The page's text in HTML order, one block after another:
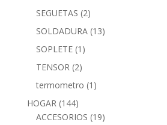
SEGUETAS (2)
SOLDADURA (13)
SOPLETE (1)
TENSOR (2)
termometro (1)
HOGAR (144)
ACCESORIOS (19)